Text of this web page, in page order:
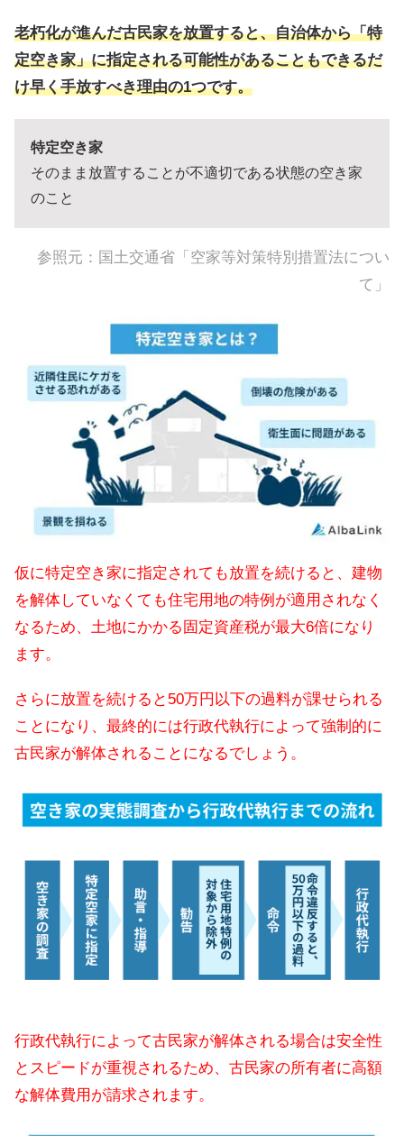
老朽化が進んだ古民家を放置すると、自治体から「特
定空き家」に指定される可能性があることもできるだ
け早く手放すべき理由の1つです。
特定空き家
そのまま放置することが不適切である状態の空き家
のこと
参照元： 国土交通省「空家等対策特別措置法につい
て」
仮に特定空き家に指定されても放置を続けると、建物
を解体していなくても住宅用地の特例が適用されなく
なるため、土地にかかる固定資産税が最大6倍になり
ます。
さらに放置を続けると50万円以下の過料が課せられる
ことになり、最終的には行政代執行によって強制的に
古民家が解体されることになるでしょう。
行政代執行によって古民家が解体される場合は安全性
とスピードが重視されるため、古民家の所有者に高額
な解体費用が請求されます。